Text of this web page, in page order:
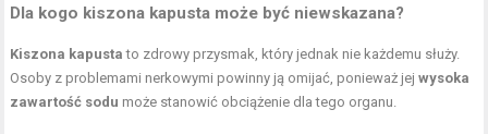
Dla kogo kiszona kapusta może być niewskazana?
Kiszona kapusta to zdrowy przysmak, który jednak nie każdemu służy.
Osoby z problemami nerkowymi powinny ją omijać, ponieważ jejwysoka
zawartość sodu może stanowić obciążenie dla tego organu.